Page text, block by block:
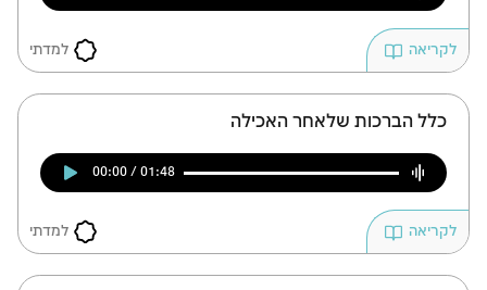
למדתי לקריאה
כלל הברכות שלאחר האכילה
00:00 / 01:48
למדתי לקריאה